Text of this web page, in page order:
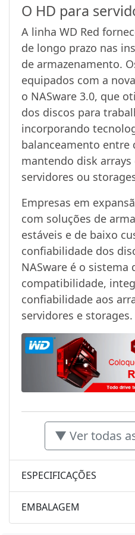
O HD para
A linha WD Red
de longo prazo nas
de armazenamento.
equipados com a
o NASware 3.0, que
dos discos para
incorporando
balanceamento entre
mantendo disk
servidores ou
Empresas em
com soluções de
estáveis e de baixo
confiabilidade dos
NASware é o sistema
compatibilidade,
confiabilidade aos
servidores e storages.
▼ Ver todas
ESPECIFICAÇÕES
EMBALAGEM